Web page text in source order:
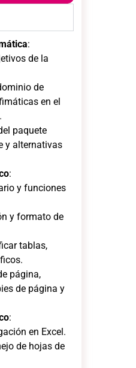
:
de la
de
en el
paquete
y alternativas
:
y funciones
y formato de
tablas,
página,
de página y
:
en Excel.
de hojas de